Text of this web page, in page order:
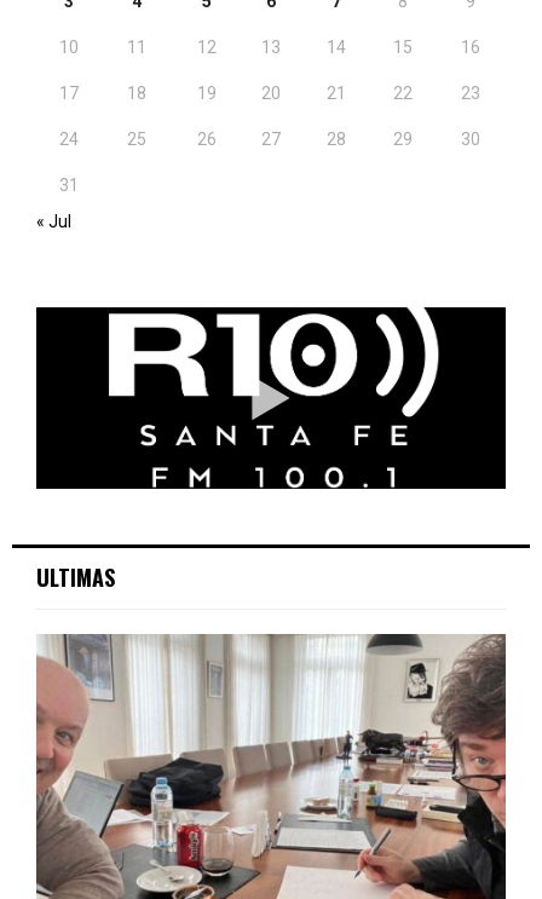
10 11 12 13 14 15 16
17 18 19 20 21 22 23
24 25 26 27 28 29 30
31
« Jul
ULTIMAS